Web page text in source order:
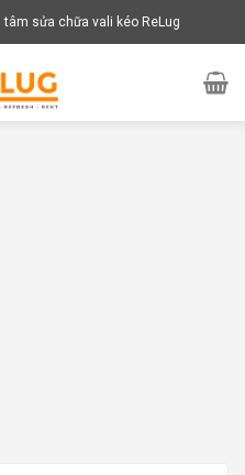
sửa chữa vali kéo ReLug